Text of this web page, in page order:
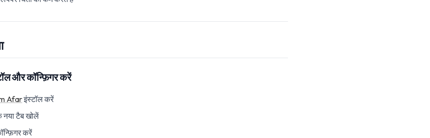
और कॉन्फ़िगर करें
Afarइंस्टॉल करें
टैब खोलें
करें